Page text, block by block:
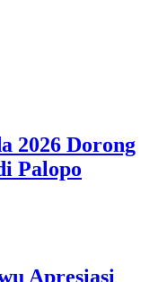
2026 Dorong
Palopo
Apresiasi